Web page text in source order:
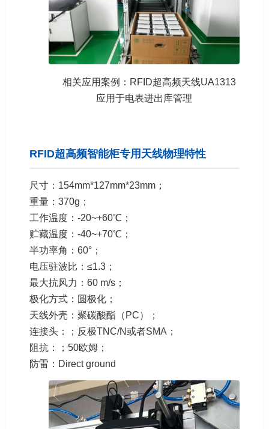
相关应用案例：RFID超高频天线UA1313
应用于电表进出库管理
RFID超高频智能柜专用天线物理特性
尺寸：154mm*127mm*23mm；
重量：370g；
工作温度：-20~+60℃；
贮藏温度：-40~+70℃；
半功率角：60°；
电压驻波比：≤1.3；
最大抗风力：60 m/s；
极化方式：圆极化；
天线外壳：聚碳酸酯（PC）；
连接头：；反极TNC/N或者SMA；
阻抗：；50欧姆；
防雷：Direct ground